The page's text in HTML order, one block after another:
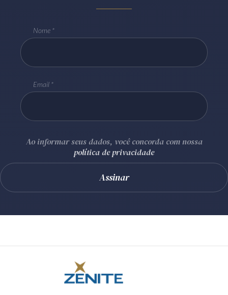
Nome
Email
Ao informar seus dados, você concorda com nossa
política de privacidade